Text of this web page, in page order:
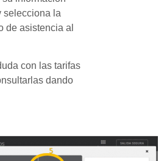
selecciona la
de asistencia al
con las tarifas
dando